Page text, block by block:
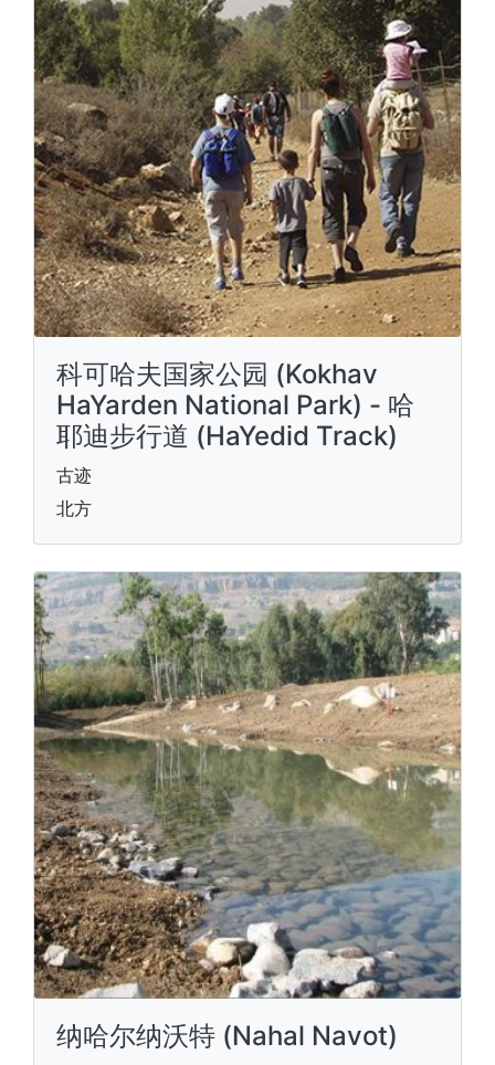
科可哈夫国家公园 (Kokhav
HaYarden National Park) - 哈
耶迪步行道 (HaYedid Track)
古迹
北方
纳哈尔纳沃特 (Nahal Navot)